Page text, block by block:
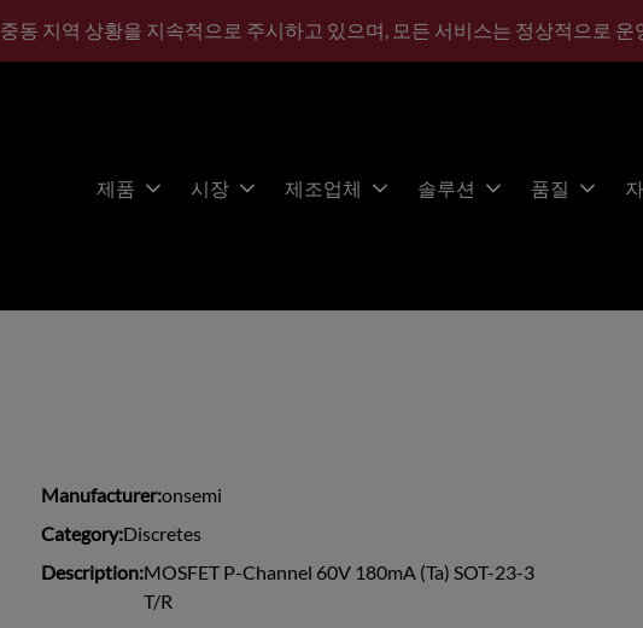
중동 지역 상황을 지속적으로 주시하고 있으며, 모든 서비스는 정상적으로 운
제품 시장 제조업체 솔루션 품질
Manufacturer:onsemi
Category:Discretes
Description:MOSFET P-Channel 60V 180mA (Ta) SOT-23-3
T/R